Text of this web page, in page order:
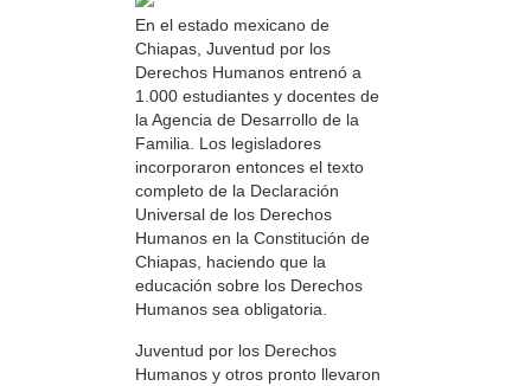
En el estado mexicano de
Chiapas, Juventud por los
Derechos Humanos entrenó a
1.000 estudiantes y docentes de
la Agencia de Desarrollo de la
Familia. Los legisladores
incorporaron entonces el texto
completo de la Declaración
Universal de los Derechos
Humanos en la Constitución de
Chiapas, haciendo que la
educación sobre los Derechos
Humanos sea obligatoria.
Juventud por los Derechos
Humanos y otros pronto llevaron